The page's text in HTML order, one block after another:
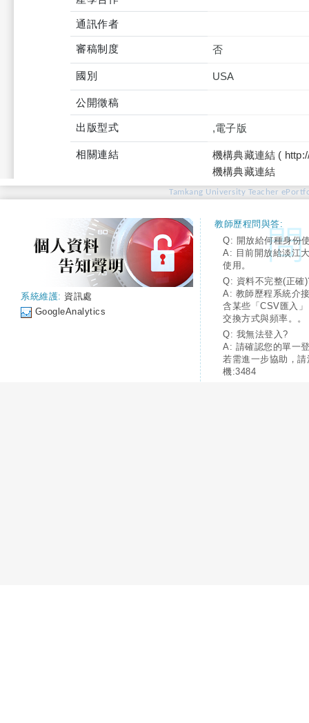
通訊作者
審稿制度 否
國別 USA
公開徵稿
出版型式 ,電子版
相關連結
機構典藏連結 (
機構典藏連結
Tamkang University Teacher
系統維護: 資訊處
GoogleAnalytics
教師歷程問與答:
Q: 開放給何種身份
A: 目前開放給淡江
使用。
Q: 資料不完整(正確
A: 教師歷程系統介
含某些「CSV匯入
交換方式與頻率。。
Q: 我無法登入?
A: 請確認您的單一
若需進一步協助，
機:3484